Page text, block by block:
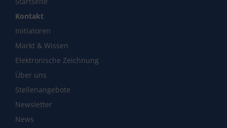
Kontakt
Initiatoren
Markt & Wissen
Elektronische Zeichnung
Über uns
Stellenangebote
Newsletter
News